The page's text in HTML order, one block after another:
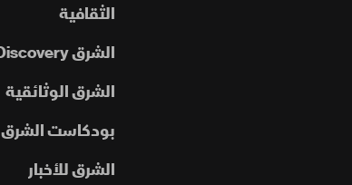
الثقافية
الشرق Discovery
الشرق الوثائقية
بودكاست الشرق
الشرق للأخبار